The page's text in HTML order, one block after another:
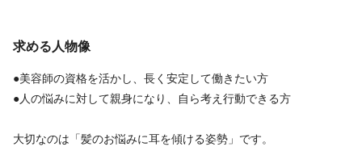
求める人物像
●美容師の資格を活かし、長く安定して働きたい方
●人の悩みに対して親身になり、自ら考え行動できる方
大切なのは「髪のお悩みに耳を傾ける姿勢」です。